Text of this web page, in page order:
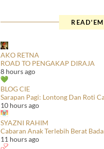
READ'EM
AKO RETNA
ROAD TO PENGAKAP DIRAJA
8 hours ago
BLOG CIE
Sarapan Pagi: Lontong Dan Roti
10 hours ago
SYAZNI RAHIM
Cabaran Anak Terlebih Berat
11 hours ago